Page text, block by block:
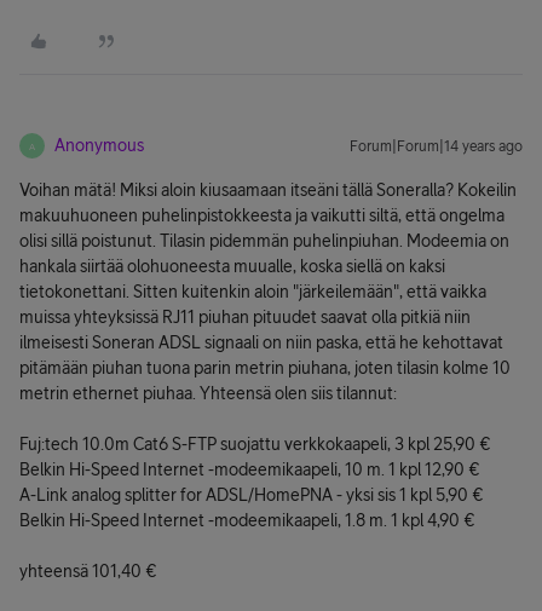
A Anonymous Forum|Forum|14 years ago
Voihan mätä! Miksi aloin kiusaamaan itseäni tällä Soneralla? Kokeilin
makuuhuoneen puhelinpistokkeesta ja vaikutti siltä, että ongelma
olisi sillä poistunut. Tilasin pidemmän puhelinpiuhan. Modeemia on
hankala siirtää olohuoneesta muualle, koska siellä on kaksi
tietokonettani. Sitten kuitenkin aloin "järkeilemään", että vaikka
muissa yhteyksissä RJ11 piuhan pituudet saavat olla pitkiä niin
ilmeisesti Soneran ADSL signaali on niin paska, että he kehottavat
pitämään piuhan tuona parin metrin piuhana, joten tilasin kolme 10
metrin ethernet piuhaa. Yhteensä olen siis tilannut:
Fuj:tech 10.0m Cat6 S-FTP suojattu verkkokaapeli, 3 kpl 25,90 €
Belkin Hi-Speed Internet -modeemikaapeli, 10 m. 1 kpl 12,90 €
A-Link analog splitter for ADSL/HomePNA - yksi sis 1 kpl 5,90 €
Belkin Hi-Speed Internet -modeemikaapeli, 1.8 m. 1 kpl 4,90 €
yhteensä 101,40 €